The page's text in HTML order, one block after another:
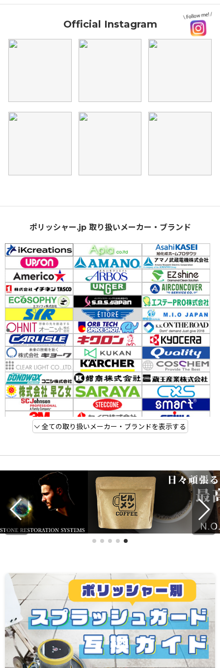
Official Instagram
ポリッシャー.jp 取り扱いメーカー・ブランド
全ての取り扱いメーカー・ブランドを表示する